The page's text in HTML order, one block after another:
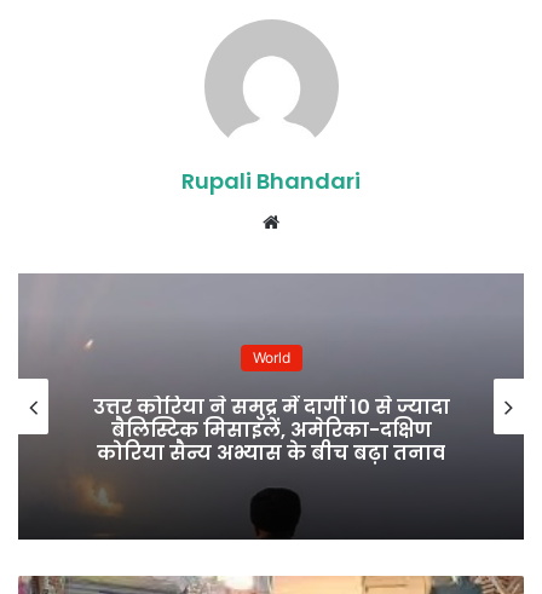
Rupali Bhandari
World
उत्तर कोरिया ने समुद्र में दागीं 10 से ज्यादा
बैलिस्टिक मिसाइलें, अमेरिका-दक्षिण
कोरिया सैन्य अभ्यास के बीच बढ़ा तनाव